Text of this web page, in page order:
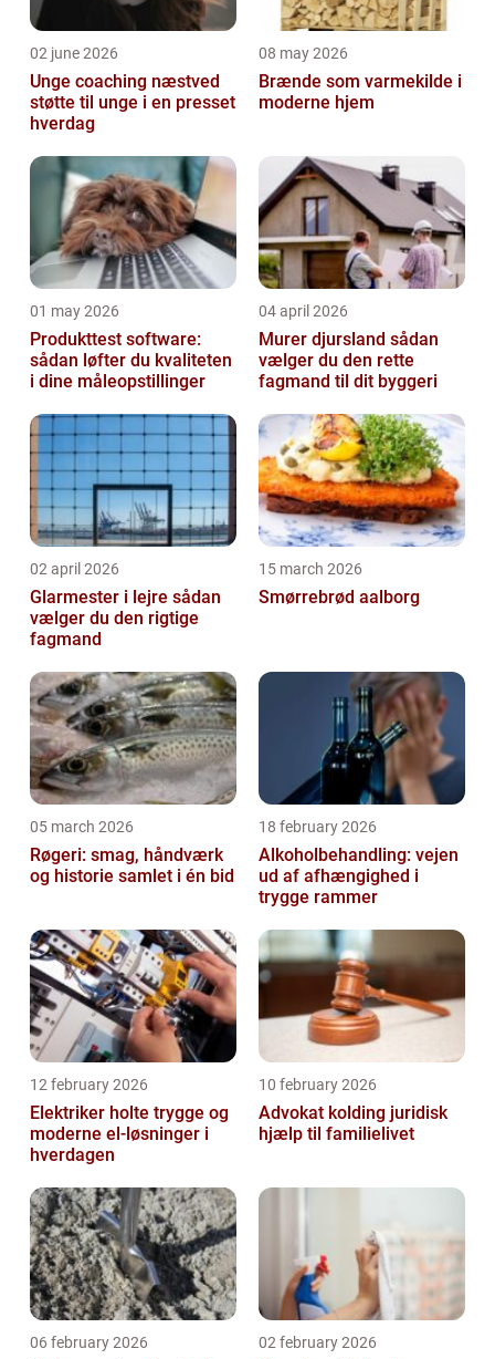
02 june 2026
Unge coaching næstved
støtte til unge i en presset
hverdag
08 may 2026
Brænde som varmekilde i
moderne hjem
01 may 2026
Produkttest software:
sådan løfter du kvaliteten
i dine måleopstillinger
04 april 2026
Murer djursland sådan
vælger du den rette
fagmand til dit byggeri
02 april 2026
Glarmester i lejre sådan
vælger du den rigtige
fagmand
15 march 2026
Smørrebrød aalborg
05 march 2026
Røgeri: smag, håndværk
og historie samlet i én bid
18 february 2026
Alkoholbehandling: vejen
ud af afhængighed i
trygge rammer
12 february 2026
Elektriker holte trygge og
moderne el-løsninger i
hverdagen
10 february 2026
Advokat kolding juridisk
hjælp til familielivet
06 february 2026 02 february 2026